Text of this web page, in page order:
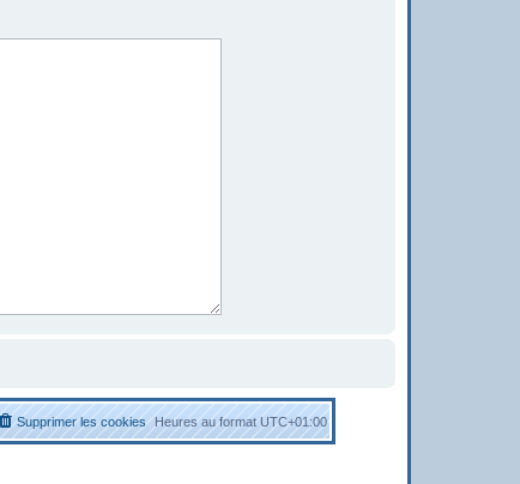
Heures au formatUTC+01:00
Supprimer les cookies